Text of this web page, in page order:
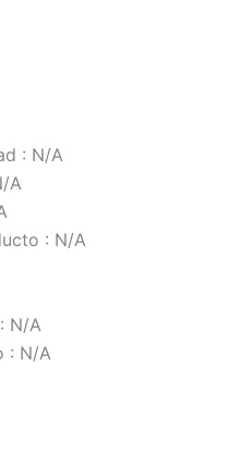
: N/A
A
: N/A
N/A
: N/A